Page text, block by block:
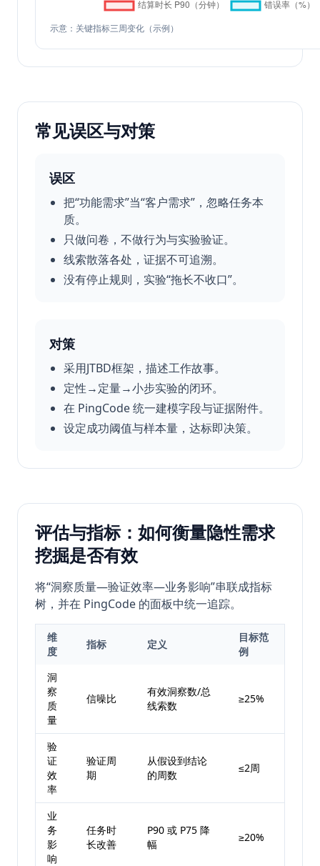
示意：关键指标三周变化（示例）
常见误区与对策
误区
把“功能需求”当“客户需求”，忽略任务本
质。
只做问卷，不做行为与实验验证。
线索散落各处，证据不可追溯。
没有停止规则，实验“拖长不收口”。
对策
采用JTBD框架，描述工作故事。
定性→定量→小步实验的闭环。
在 PingCode 统一建模字段与证据附件。
设定成功阈值与样本量，达标即决策。
评估与指标：如何衡量隐性需求
挖掘是否有效
将“洞察质量—验证效率—业务影响”串联成指标
树，并在 PingCode 的面板中统一追踪。
维
度
指标 定义
目标范
例
洞
察
质
量
信噪比
有效洞察数/总
线索数
≥25%
验
证
效
率
验证周
期
从假设到结论
的周数
≤2周
业
务
影
响
任务时
长改善
P90 或 P75 降
幅
≥20%